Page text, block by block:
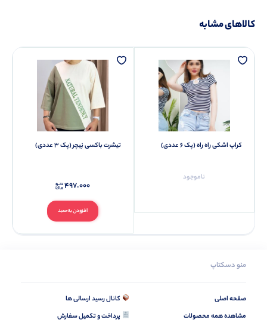
کالاهای مشابه
کراپ اشکی راه راه (پک 6 عددی)
ناموجود
تیشرت باکسی نِیچر (پک 3 عددی)
افزودن به سبد
497.000
منو دسکتاپ
صفحه اصلی
مشاهده همه محصولات
کانال رسید ارسالی ها
پرداخت و تکمیل سفارش